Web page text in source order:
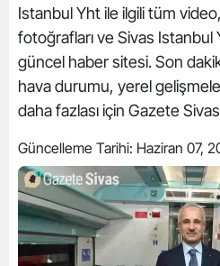
Istanbul Yht ile ilgili tüm
fotoğrafları ve Sivas Istanbul
güncel haber sitesi. Son
hava durumu, yerel
daha fazlası için Gazete
Güncelleme Tarihi: Haziran 07,